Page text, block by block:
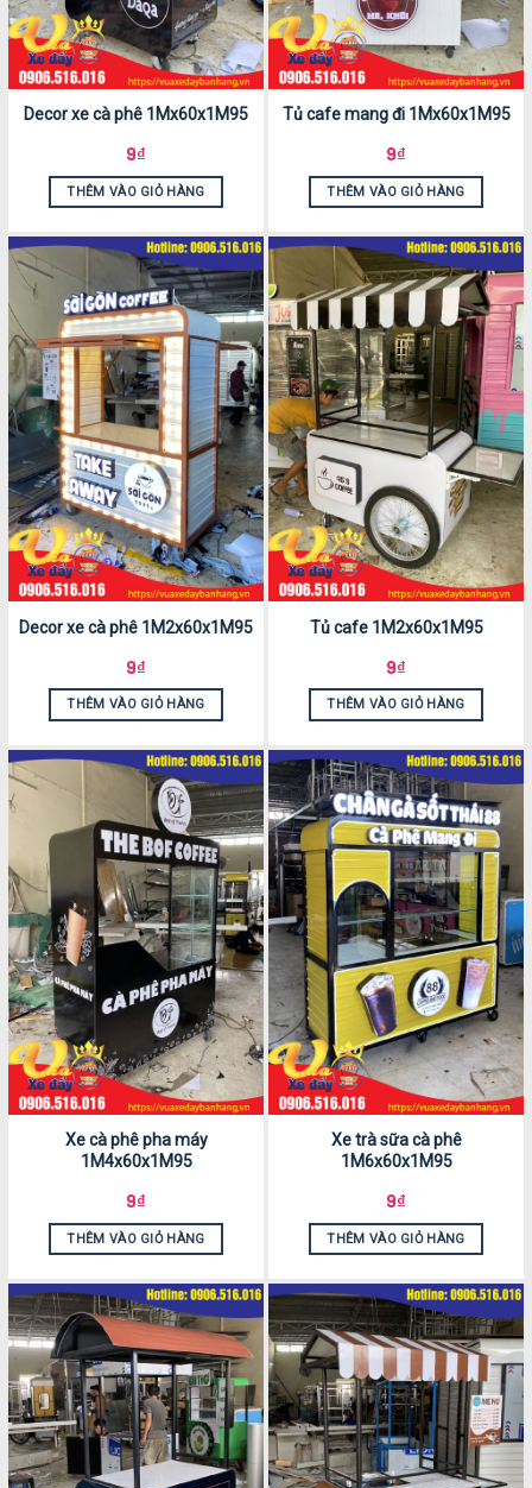
Decor xe cà phê 1Mx60x1M95
9₫
THÊM VÀO GIỎ HÀNG
Tủ cafe mang đi 1Mx60x1M95
9₫
THÊM VÀO GIỎ HÀNG
Decor xe cà phê 1M2x60x1M95
9₫
THÊM VÀO GIỎ HÀNG
Tủ cafe 1M2x60x1M95
9₫
THÊM VÀO GIỎ HÀNG
Xe cà phê pha máy
1M4x60x1M95
9₫
THÊM VÀO GIỎ HÀNG
Xe trà sữa cà phê
1M6x60x1M95
9₫
THÊM VÀO GIỎ HÀNG